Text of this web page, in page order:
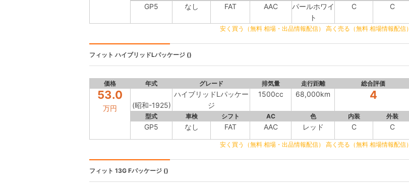
GP5 なし FAT AAC
パールホワイ
ト
C C
安く買う（無料 相場・出品情報配信） 高く売る（無料 相場情報配信）
フィット ハイブリッドLパッケージ ()
価格 年式 グレード 排気量 走行距離 総合評価
53.0
万円 (昭和-1925)
ハイブリッドLパッケー
ジ
1500cc 68,000km 4
型式 車検 シフト AC 色 内装 外装
GP5 なし FAT AAC レッド C C
安く買う（無料 相場・出品情報配信） 高く売る（無料 相場情報配信）
フィット 13G Fパッケージ ()